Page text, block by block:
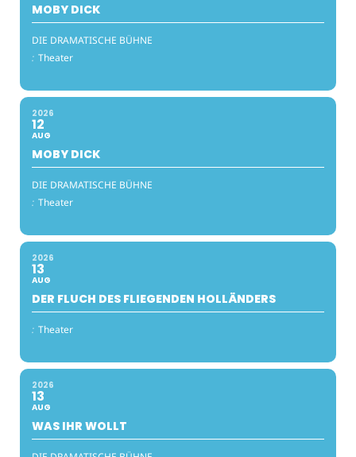
MOBY DICK
DIE DRAMATISCHE BÜHNE
: Theater
2026
12
AUG
MOBY DICK
DIE DRAMATISCHE BÜHNE
: Theater
2026
13
AUG
DER FLUCH DES FLIEGENDEN HOLLÄNDERS
: Theater
2026
13
AUG
WAS IHR WOLLT